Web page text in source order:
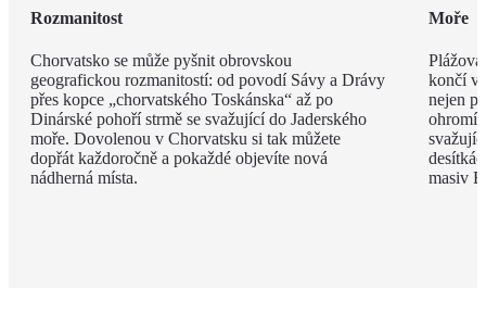
Rozmanitost
Chorvatsko se může pyšnit obrovskou
geografickou rozmanitostí: od povodí Sávy a Drávy
přes kopce „chorvatského Toskánska“ až po
Dinárské pohoří strmě se svažující do Jaderského
moře. Dovolenou v Chorvatsku si tak můžete
dopřát každoročně a pokaždé objevíte nová
nádherná místa.
Moře
končí v
nejen
ohromí
masiv